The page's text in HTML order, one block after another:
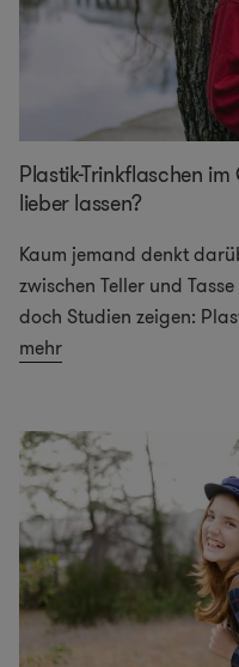
Plastik-Trinkflaschen
lieber lassen?
Kaum jemand denkt
zwischen Teller und
doch Studien zeigen:
mehr